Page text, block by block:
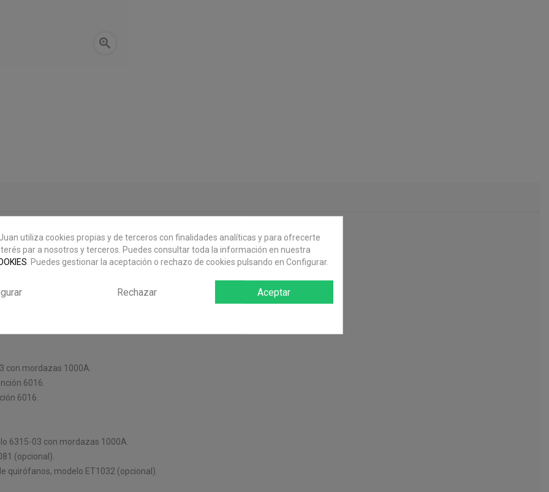

pantalla en color, de fácil manejo.
con mordazas 1000A.
6016.
6016.
6315-03 con mordazas 1000A.
(opcional).
quirófanos, modelo ET1032 (opcional).
utiliza cookies propias y de terceros con finalidades analíticas y para ofrecerte
par a nosotros y terceros. Puedes consultar toda la información en nuestra
. Puedes gestionar la aceptación o rechazo de cookies pulsando en Configurar.
Rechazar Aceptar